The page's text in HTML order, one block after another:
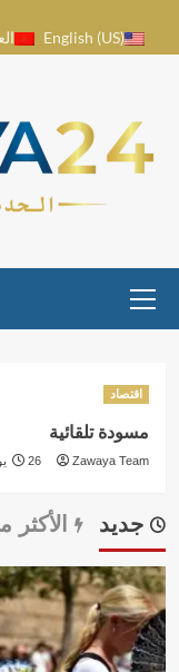
English (US)
Menu
اقتصاد
مسودة تلقائية
Zawaya Team 26 يونيو، 2026
جديد